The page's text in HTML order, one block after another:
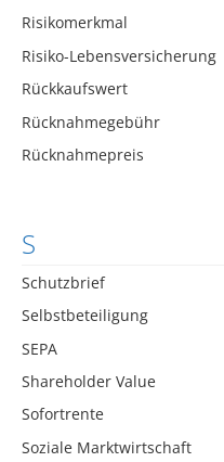
Risikomerkmal
Risiko-Lebensversicherung
Rückkaufswert
Rücknahmegebühr
Rücknahmepreis
S
Schutzbrief
Selbstbeteiligung
SEPA
Shareholder Value
Sofortrente
Soziale Marktwirtschaft